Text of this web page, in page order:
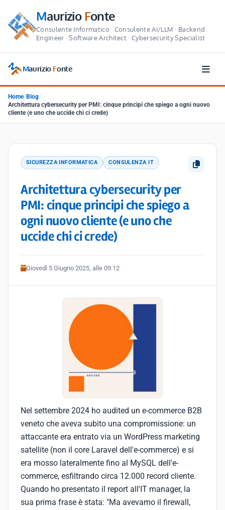
MaurizioFonte
Consulente Informatico · Consulente AI/LLM · Backend
Engineer · Software Architect · Cybersecurity Specialist
Maurizio Fonte
Home/ Blog/
Architettura cybersecurity per PMI: cinque principi che spiego a ogni nuovo
cliente (e uno che uccide chi ci crede)
SICUREZZA INFORMATICA CONSULENZA IT
Architettura cybersecurity per
PMI: cinque principi che spiego a
ogni nuovo cliente (e uno che
uccide chi ci crede)
Giovedì 5 Giugno 2025, alle 09:12
Nel settembre 2024 ho audited un e-commerce B2B
veneto che aveva subito una compromissione: un
attaccante era entrato via un WordPress marketing
satellite (non il core Laravel dell'e-commerce) e si
era mosso lateralmente fino al MySQL dell'e-
commerce, esfiltrando circa 12.000 record cliente.
Quando ho presentato il report all'IT manager, la
sua prima frase è stata: "Ma avevamo il firewall,